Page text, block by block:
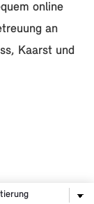
online
an
Kaarst und